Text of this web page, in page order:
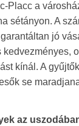
Placc a
sétányon. A
jó
kedvezményes,
kínál. A
se
az